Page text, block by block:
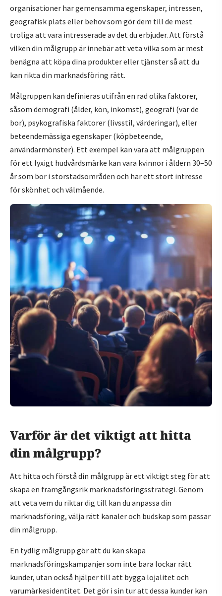
organisationer har gemensamma egenskaper, intressen,
geografisk plats eller behov som gör dem till de mest
troliga att vara intresserade av det du erbjuder. Att förstå
vilken din målgrupp är innebär att veta vilka som är mest
benägna att köpa dina produkter eller tjänster så att du
kan rikta din marknadsföring rätt.
Målgruppen kan definieras utifrån en rad olika faktorer,
såsom demografi (ålder, kön, inkomst), geografi (var de
bor), psykografiska faktorer (livsstil, värderingar), eller
beteendemässiga egenskaper (köpbeteende,
användarmönster). Ett exempel kan vara att målgruppen
för ett lyxigt hudvårdsmärke kan vara kvinnor i åldern 30–50
år som bor i storstadsområden och har ett stort intresse
för skönhet och välmående.
Varför är det viktigt att hitta
din målgrupp?
Att hitta och förstå din målgrupp är ett viktigt steg för att
skapa en framgångsrik marknadsföringsstrategi. Genom
att veta vem du riktar dig till kan du anpassa din
marknadsföring, välja rätt kanaler och budskap som passar
din målgrupp.
En tydlig målgrupp gör att du kan skapa
marknadsföringskampanjer som inte bara lockar rätt
kunder, utan också hjälper till att bygga lojalitet och
varumärkesidentitet. Det gör i sin tur att dessa kunder kan